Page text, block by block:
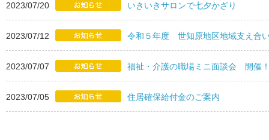
2023/07/20 いきいきサロンで七夕かざり
2023/07/12 令和５年度 世知原地区地域支え合
2023/07/07 福祉・介護の職場ミニ面談会 開催
2023/07/05 住居確保給付金のご案内